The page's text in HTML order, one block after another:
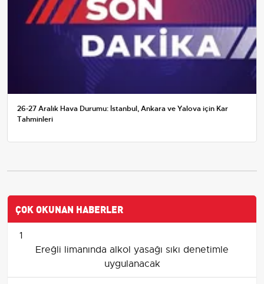
26-27 Aralık Hava Durumu: İstanbul, Ankara ve Yalova için Kar
Tahminleri
ÇOK OKUNAN HABERLER
1
Ereğli limanında alkol yasağı sıkı denetimle
uygulanacak